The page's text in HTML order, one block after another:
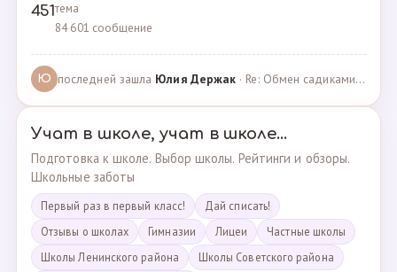
451тема
84 601 сообщение
Ю последней зашла Юлия Держак · Re: Обмен садиками, продажа путевок · 25.01.2023
Учат в школе, учат в школе...
Подготовка к школе. Выбор школы. Рейтинги и обзоры.
Школьные заботы
Первый раз в первый класс!
Дай списать!
Отзывы о школах
Гимназии Лицеи
Частные школы
Школы Ленинского района
Школы Советского района